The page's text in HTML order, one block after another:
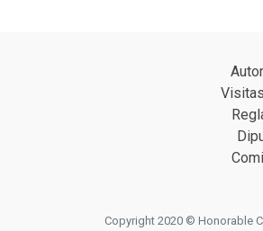
Copyright 2020 © Honorable